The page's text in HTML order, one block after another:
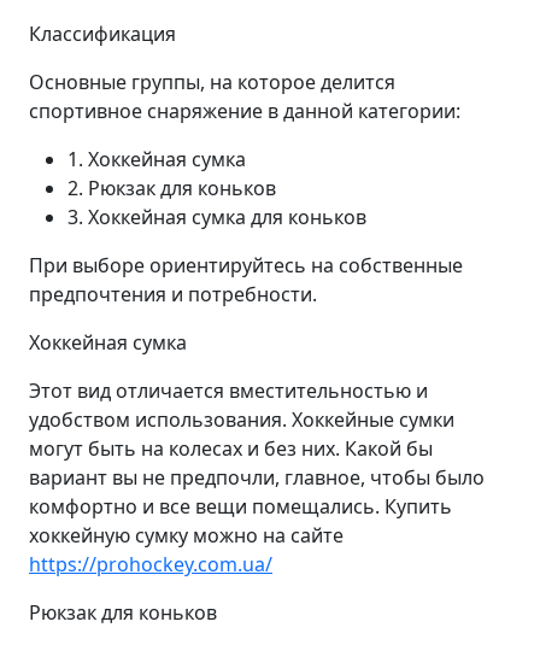
Классификация
Основные группы, на которое делится
спортивное снаряжение в данной категории:
1. Хоккейная сумка
2. Рюкзак для коньков
3. Хоккейная сумка для коньков
При выборе ориентируйтесь на собственные
предпочтения и потребности.
Хоккейная сумка
Этот вид отличается вместительностью и
удобством использования. Хоккейные сумки
могут быть на колесах и без них. Какой бы
вариант вы не предпочли, главное, чтобы было
комфортно и все вещи помещались. Купить
хоккейную сумку можно на сайте
https://prohockey.com.ua/
Рюкзак для коньков